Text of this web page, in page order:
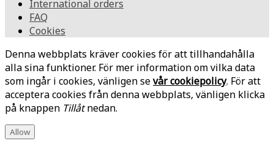
International orders
FAQ
Cookies
Denna webbplats kräver cookies för att tillhandahålla
alla sina funktioner. För mer information om vilka data
som ingår i cookies, vänligen sevår cookiepolicy. För att
acceptera cookies från denna webbplats, vänligen klicka
på knappen Tillåtnedan.
Allow